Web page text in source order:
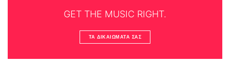
GET THE MUSIC RIGHT.
ΤΑ ΔΙΚΑΙΏΜΑΤΆ ΣΑΣ